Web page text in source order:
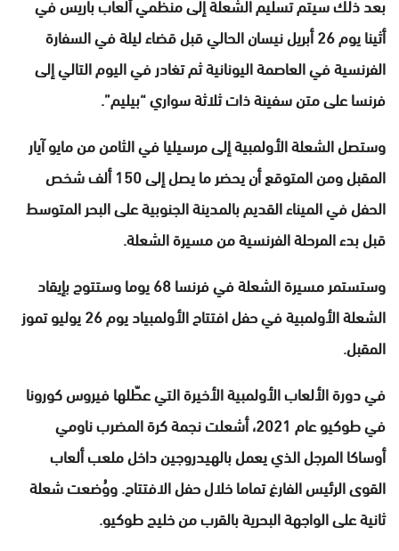
أثينا يوم 26 أبريل نيسان الحالي قبل قضاء ليلة في السفارة
الفرنسية في العاصمة اليونانية ثم تغادر في اليوم التالي إلى
فرنسا على متن سفينة ذات ثلاثة سواري “بيليم”.
وستصل الشعلة الأولمبية إلى مرسيليا في الثامن من مايو آيار
المقبل ومن المتوقع أن يحضر ما يصل إلى 150 ألف شخص
الحفل في الميناء القديم بالمدينة الجنوبية على البحر المتوسط
قبل بدء المرحلة الفرنسية من مسيرة الشعلة.
وستستمر مسيرة الشعلة في فرنسا 68 يوما وستتوج بإيقاد
الشعلة الأولمبية في حفل افتتاح الأولمبياد يوم 26 يوليو تموز
المقبل.
في دورة الألعاب الأولمبية الأخيرة التي عطّلها فيروس كورونا
في طوكيو عام 2021، أشعلت نجمة كرة المضرب ناومي
أوساكا المرجل الذي يعمل بالهيدروجين داخل ملعب ألعاب
القوى الرئيس الفارغ تماما خلال حفل الافتتاح. ووُضعت شعلة
ثانية على الواجهة البحرية بالقرب من خليج طوكيو.